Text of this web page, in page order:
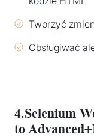
Tworzyć
Obsługiwać
4.Selenium
to